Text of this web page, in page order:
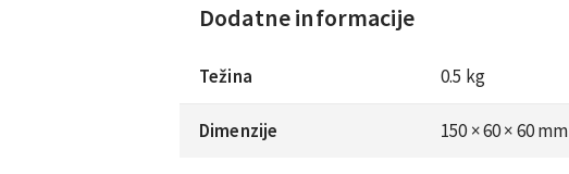
Dodatne informacije
Težina 0.5 kg
Dimenzije 150 × 60 × 60 mm